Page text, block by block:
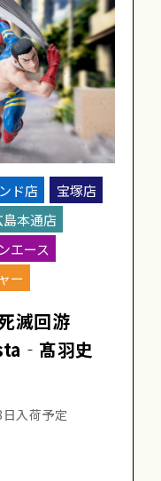
ド店
宝塚店
島本通店
エース
ー
滅回游
髙羽史
入荷予定